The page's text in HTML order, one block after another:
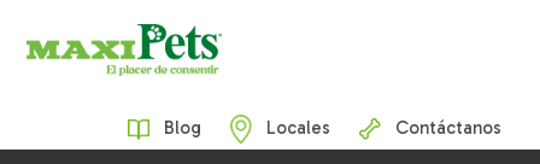
Blog Locales Contáctanos